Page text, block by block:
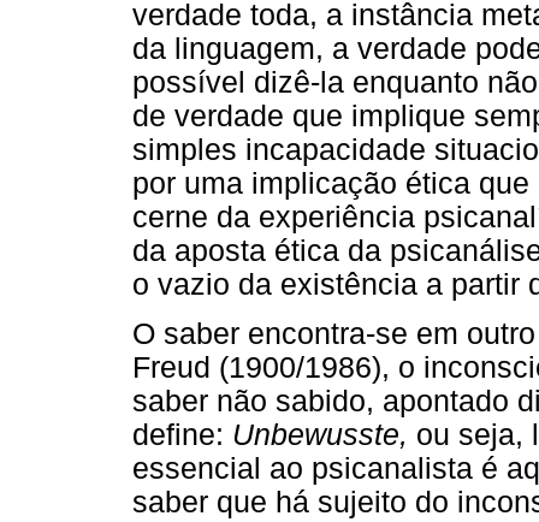
verdade toda, a instância
da linguagem, a verdade
possível dizê-la enquanto
de verdade que implique
simples incapacidade
por uma implicação ética
cerne da experiência
da aposta ética da
o vazio da existência a partir
O saber encontra-se em
Freud (1900/1986), o
saber não sabido, apontado
define: Unbewusste, ou seja,
essencial ao psicanalista é
saber que há sujeito do